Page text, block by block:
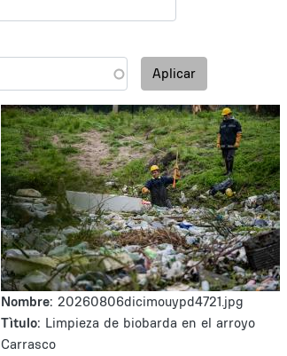
Aplicar
Nombre: 20260806dicimouypd4721.jpg
Tìtulo: Limpieza de biobarda en el arroyo
Carrasco